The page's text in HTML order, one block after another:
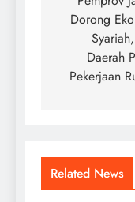
Dorong
Daerah
Pekerjaan
Related News